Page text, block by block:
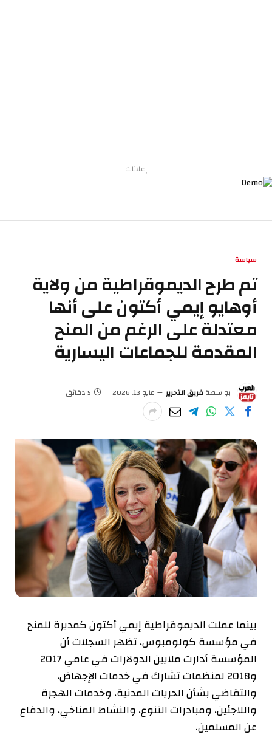
إعلانات
سياسة
تم طرح الديموقراطية من ولاية
أوهايو إيمي أكتون على أنها
معتدلة على الرغم من المنح
المقدمة للجماعات اليسارية
بواسطةفريق التحرير مايو 13, 2026 5 دقائق
بينما عملت الديموقراطية إيمي أكتون كمديرة للمنح
في مؤسسة كولومبوس، تظهر السجلات أن
المؤسسة أدارت ملايين الدولارات في عامي 2017
و2018 لمنظمات تشارك في خدمات الإجهاض،
والتقاضي بشأن الحريات المدنية، وخدمات الهجرة
واللاجئين، ومبادرات التنوع، والنشاط المناخي، والدفاع
عن المسلمين.